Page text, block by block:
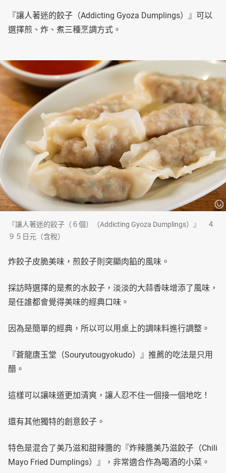
『讓人著迷的餃子（Addicting Gyoza Dumplings）』可以
選擇煎、炸、煮三種烹調方式。
『讓人著迷的餃子（６個）（Addicting Gyoza Dumplings）』 ４
９５日元（含稅）
炸餃子皮脆美味，煎餃子則突顯肉餡的風味。
採訪時選擇的是煮的水餃子，淡淡的大蒜香味增添了風味，
是任誰都會覺得美味的經典口味。
因為是簡單的經典，所以可以用桌上的調味料進行調整。
『蒼龍唐玉堂（Souryutougyokudo）』推薦的吃法是只用
醋。
這樣可以讓味道更加清爽，讓人忍不住一個接一個地吃！
還有其他獨特的創意餃子。
特色是混合了美乃滋和甜辣醬的『炸辣醬美乃滋餃子（Chili
Mayo Fried Dumplings）』，非常適合作為喝酒的小菜。